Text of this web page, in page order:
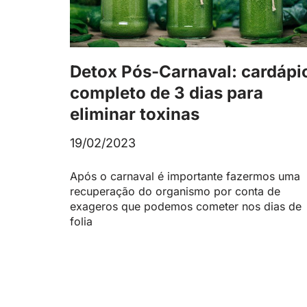
Detox Pós-Carnaval:
completo de 3 dias para
eliminar toxinas
19/02/2023
Após o carnaval é importante fazermos uma
recuperação do organismo por conta de
exageros que podemos cometer nos dias de
folia